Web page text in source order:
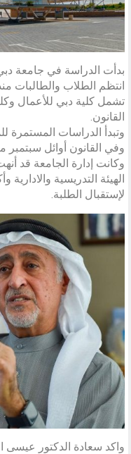
بدأت الدراسة في جامعة
انتظم الطلاب والطالبات
تشمل كلية دبي للأعمال
القانون.
وفي القانون أوائل سبتمبر
وكانت إدارة الجامعة قد
الهيئة التدريسية
لإستقبال الطلبة.
واكد سعادة الدكتور عيسى